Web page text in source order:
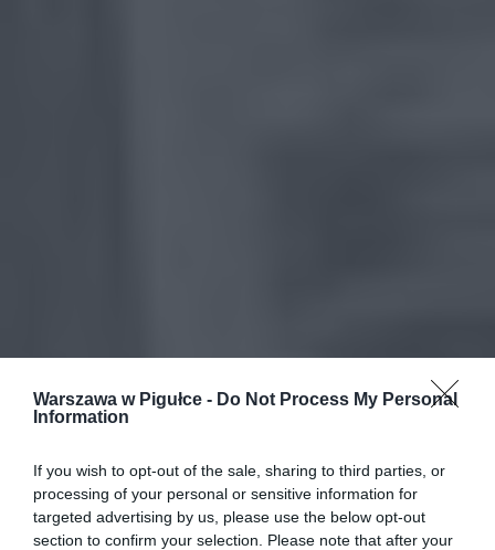
Warszawa w Pigułce - Do Not Process My Personal
Information
If you wish to opt-out of the sale, sharing to third parties, or
processing of your personal or sensitive information for
targeted advertising by us, please use the below opt-out
section to confirm your selection. Please note that after your